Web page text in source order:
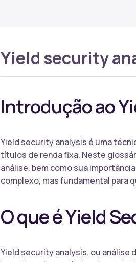
Yield security
Introdução ao
Yield security analysis é uma
títulos de renda fixa. Neste
análise, bem como sua
complexo, mas fundamental para
O que é Yield
Yield security analysis, ou análise